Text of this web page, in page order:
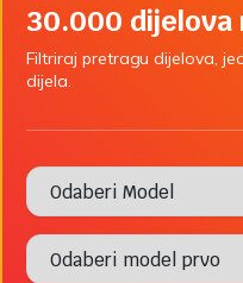
30.000 dijelova
Filtriraj pretragu dijelova,
dijela.